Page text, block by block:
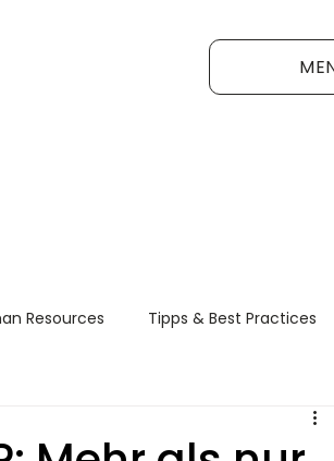
Resources Tipps & Best Practices